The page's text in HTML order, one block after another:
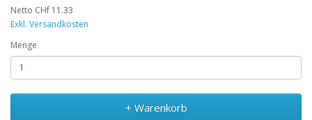
Netto CHf 11.33
Exkl. Versandkosten
Menge
+ Warenkorb